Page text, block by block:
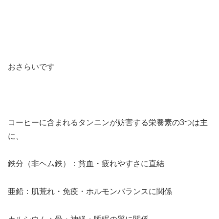
おさらいです
コーヒーに含まれるタンニンが妨害する栄養素の3つは主
に、
鉄分（非ヘム鉄）：貧血・疲れやすさに直結
亜鉛：肌荒れ・免疫・ホルモンバランスに関係